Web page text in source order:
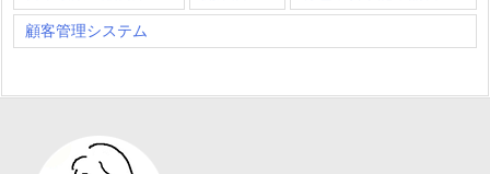
顧客管理システム